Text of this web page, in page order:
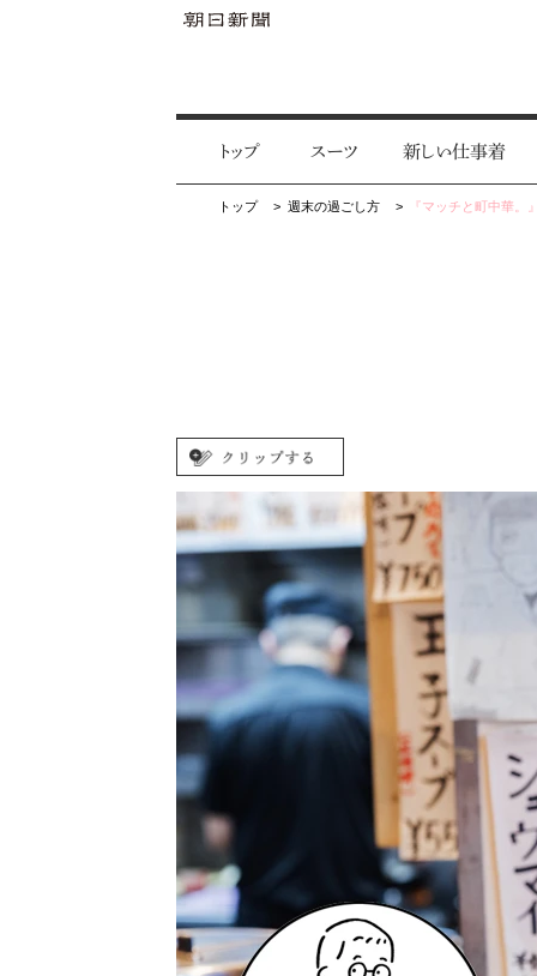
トップ スーツ 新しい仕事着
トップ 週末の過ごし方 『マッチと町中華。